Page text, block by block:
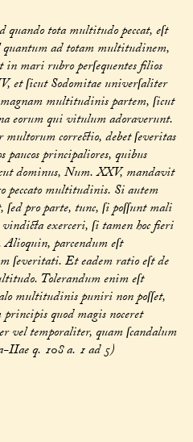
tota multitudo peccat, eſt
quantum ad totam multitudinem,
in mari rubro perſequentes filios
et ſicut Sodomitae univerſaliter
multitudinis partem, ſicut
eorum qui vitulum adoraverunt.
multorum correctio, debet ſeveritas
principaliores, quibus
dominus, Num. XXV, mandavit
peccato multitudinis. Si autem
pro parte, tunc, ſi poſſunt mali
vindicta exerceri, ſi tamen hoc fieri
Alioquin, parcendum eſt
ſeveritati. Et eadem ratio eſt de
Tolerandum enim eſt
multitudinis puniri non poſſet,
principis quod magis noceret
temporaliter, quam ſcandalum
IIae q. 108 a. 1 ad 5)